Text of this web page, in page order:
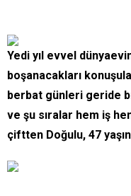
Yedi yıl evvel
boşanacakları
berbat günleri geride
ve şu sıralar hem iş
çiftten Doğulu, 47